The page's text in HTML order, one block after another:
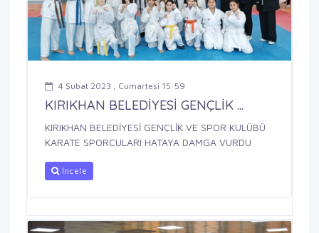
4 Şubat 2023 , Cumartesi 15:59
KIRIKHAN BELEDİYESİ GENÇLİK ...
KIRIKHAN BELEDİYESİ GENÇLİK VE SPOR KULÜBÜ
KARATE SPORCULARI HATAYA DAMGA VURDU
İncele